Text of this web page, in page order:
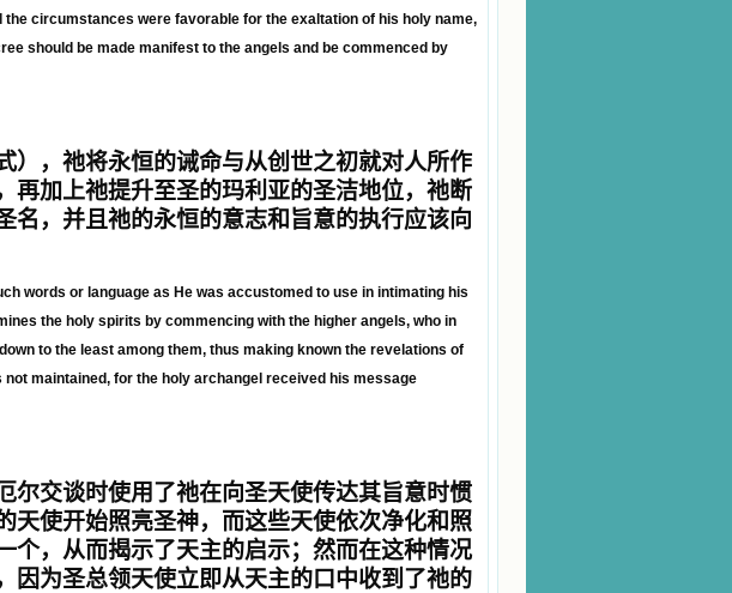
the circumstances were favorable for the exaltation of his holy name,
should be made manifest to the angels and be commenced by
），祂将永恒的诫命与从创世之初就对人所作
再加上祂提升至圣的玛利亚的圣洁地位，祂断
名，并且祂的永恒的意志和旨意的执行应该向
words or language as He was accustomed to use in intimating his
the holy spirits by commencing with the higher angels, who in
to the least among them, thus making known the revelations of
maintained, for the holy archangel received his message
尔交谈时使用了祂在向圣天使传达其旨意时惯
天使开始照亮圣神，而这些天使依次净化和照
个，从而揭示了天主的启示；然而在这种情况
因为圣总领天使立即从天主的口中收到了祂的